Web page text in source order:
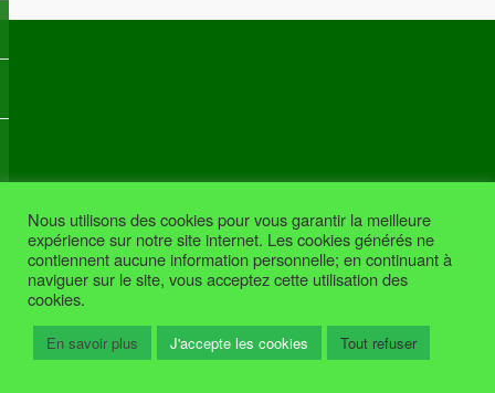
Nous utilisons des cookies pour vous garantir la meilleure
expérience sur notre site internet. Les cookies générés ne
contiennent aucune information personnelle; en continuant à
naviguer sur le site, vous acceptez cette utilisation des
cookies.
En savoir plus J'accepte les cookies Tout refuser